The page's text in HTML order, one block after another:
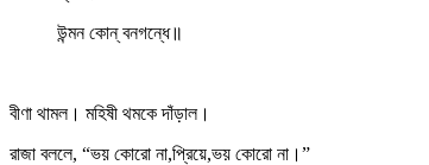
উন্মন কোন্‌ বনগন্ধে॥
বীণা থামল। মহিষী থমকে দাঁড়াল।
রাজা বললে, “ভয় কোরো না,প্রিয়ে,ভয় কোরো না।”